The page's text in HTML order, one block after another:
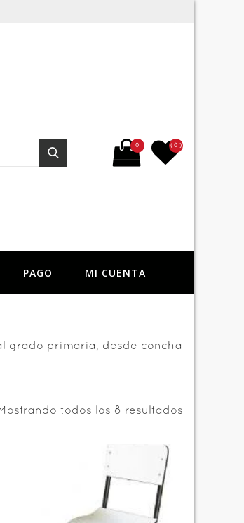
Buscar por:
Buscar
0 ( 0 )
PAGO MI CUENTA
grado primaria, desde concha
Mostrando todos los 8 resultados